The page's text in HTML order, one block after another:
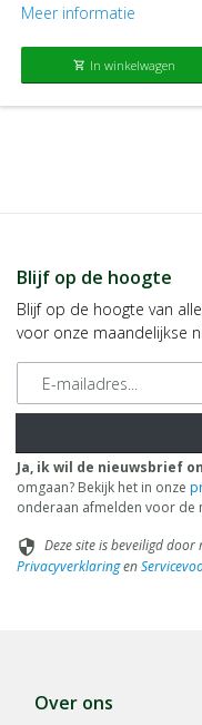
Meer informatie
shopping_cart In winkelwagen
Blijf op de hoogte
Blijf op de hoogte van
voor onze maandelijkse
E-mailadres
Ja, ik wil de nieuwsbrief
omgaan? Bekijk het in onze
onderaan afmelden voor de
security Deze site is beveiligd door
Privacyverklaringen
Over ons